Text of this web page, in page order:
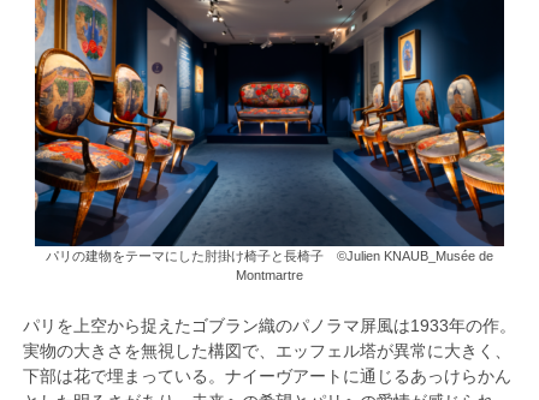
パリの建物をテーマにした肘掛け椅子と長椅子 ©Julien KNAUB_Musée de
Montmartre
パリを上空から捉えたゴブラン織のパノラマ屏風は1933年の作。
実物の大きさを無視した構図で、エッフェル塔が異常に大きく、
下部は花で埋まっている。ナイーヴアートに通じるあっけらかん